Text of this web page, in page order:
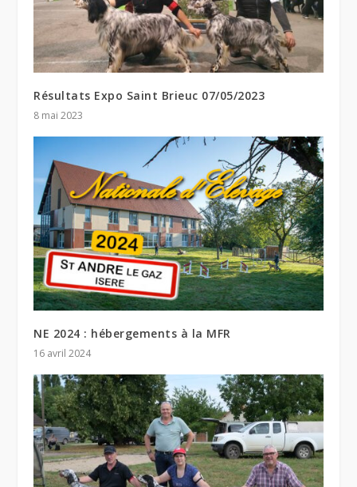
Résultats Expo Saint Brieuc 07/05/2023
8 mai 2023
NE 2024 : hébergements à la MFR
16 avril 2024